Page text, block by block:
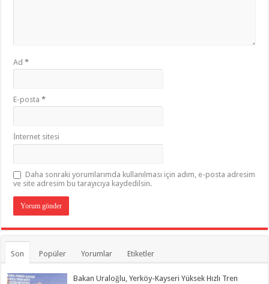
Ad*
E-posta*
İnternet sitesi
Daha sonraki yorumlarımda kullanılması için adım, e-posta adresim
ve site adresim bu tarayıcıya kaydedilsin.
Son Popüler Yorumlar Etiketler
Bakan Uraloğlu, Yerköy-Kayseri Yüksek Hızlı Tren